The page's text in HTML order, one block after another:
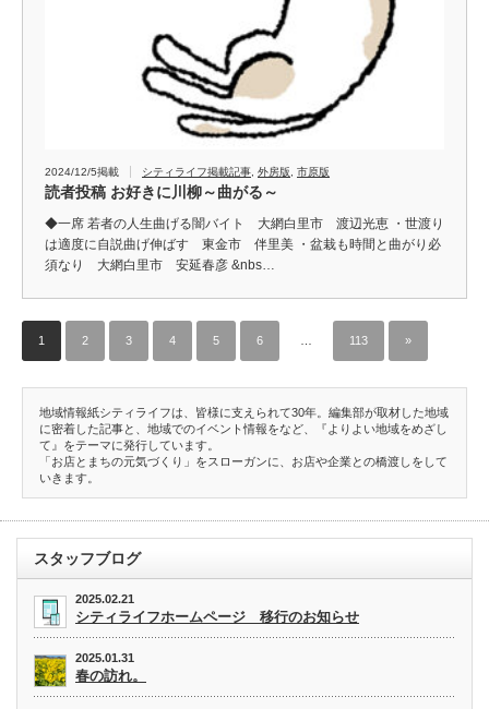
2024/12/5掲載 シティライフ掲載記事 外房版 市原版
読者投稿 お好きに川柳～曲がる～
◆一席 若者の人生曲げる闇バイト 大網白里市 渡辺光恵 ・世渡り
は適度に自説曲げ伸ばす 東金市 伴里美 ・盆栽も時間と曲がり必
須なり 大網白里市 安延春彦 &nbs…
1 2 3 4 5 6 113 »
地域情報紙シティライフは、皆様に支えられて30年。編集部が取材した地域
に密着した記事と、地域でのイベント情報をなど、『よりよい地域をめざし
て』をテーマに発行しています。
「お店とまちの元気づくり」をスローガンに、お店や企業との橋渡しをして
いきます。
スタッフブログ
2025.02.21
シティライフホームページ 移行のお知らせ
2025.01.31
春の訪れ。